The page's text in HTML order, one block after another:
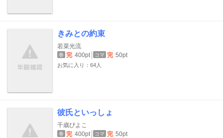
きみとの約束
若菜光流
巻 完 400pt コマ 完 50pt
お気に入り：64人
彼氏といっしょ
千歳ぴよこ
巻 完 400pt コマ 完 50pt